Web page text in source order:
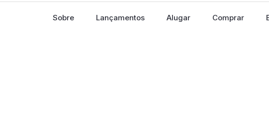
Sobre Lançamentos Alugar Comprar